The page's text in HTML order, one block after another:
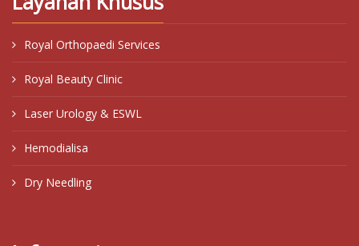
Royal Orthopaedi Services
Royal Beauty Clinic
Laser Urology & ESWL
Hemodialisa
Dry Needling